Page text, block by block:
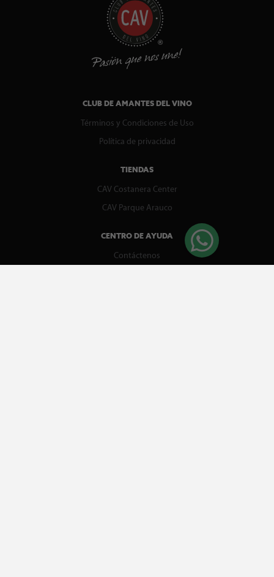
CLUB DE AMANTES DEL VINO
Términos y Condiciones de Uso
Política de privacidad
TIENDAS
CAV Costanera Center
CAV Parque Arauco
CENTRO DE AYUDA
Contáctenos